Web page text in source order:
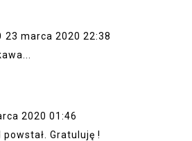
23 marca 2020 22:38
2020 01:46
Gratuluję !